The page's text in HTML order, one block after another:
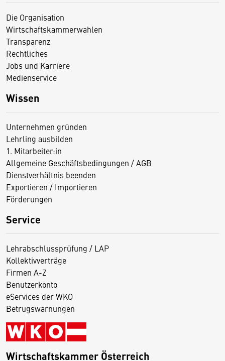
Die Organisation
Wirtschaftskammerwahlen
Transparenz
Rechtliches
Jobs und Karriere
Medienservice
Wissen
Unternehmen gründen
Lehrling ausbilden
1. Mitarbeiter:in
Allgemeine Geschäftsbedingungen / AGB
Dienstverhältnis beenden
Exportieren / Importieren
Förderungen
Service
Lehrabschlussprüfung / LAP
Kollektivverträge
Firmen A-Z
Benutzerkonto
eServices der WKO
Betrugswarnungen
Wirtschaftskammer Österreich